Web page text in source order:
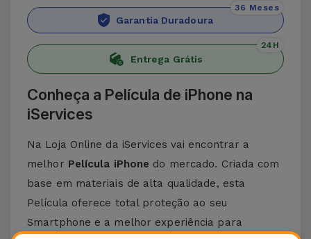
Garantia Duradoura
36 Meses
Entrega Grátis
24H
Conheça a Película de iPhone na
iServices
Na Loja Online da iServices vai encontrar a
melhor Película iPhone do mercado. Criada com
base em materiais de alta qualidade, esta
Película oferece total proteção ao seu
Smartphone e a melhor experiência para